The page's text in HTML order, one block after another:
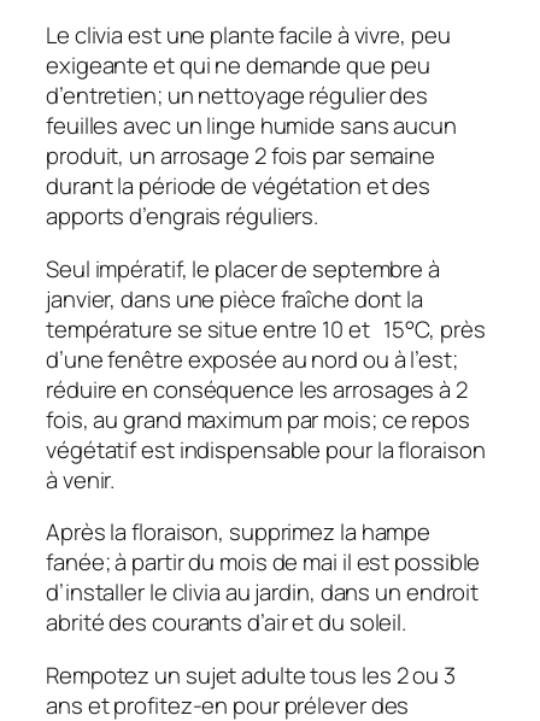
Le clivia est une plante facile à vivre, peu
exigeante et qui ne demande que peu
d’entretien; un nettoyage régulier des
feuilles avec un linge humide sans aucun
produit, un arrosage 2 fois par semaine
durant la période de végétation et des
apports d’engrais réguliers.
Seul impératif, le placer de septembre à
janvier, dans une pièce fraîche dont la
température se situe entre 10 et 15°C, près
d’une fenêtre exposée au nord ou à l’est;
réduire en conséquence les arrosages à 2
fois, au grand maximum par mois; ce repos
végétatif est indispensable pour la floraison
à venir.
Après la floraison, supprimez la hampe
fanée; à partir du mois de mai il est possible
d’installer le clivia au jardin, dans un endroit
abrité des courants d’air et du soleil.
Rempotez un sujet adulte tous les 2 ou 3
ans et profitez-en pour prélever des